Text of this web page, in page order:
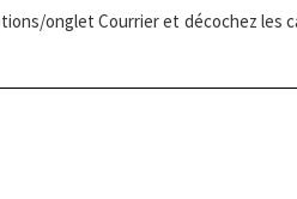
onglet Courrier et décochez les